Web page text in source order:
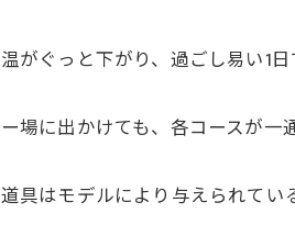
がぐっと下がり、過ごし易い1日
場に出かけても、各コースが
具はモデルにより与えられてい